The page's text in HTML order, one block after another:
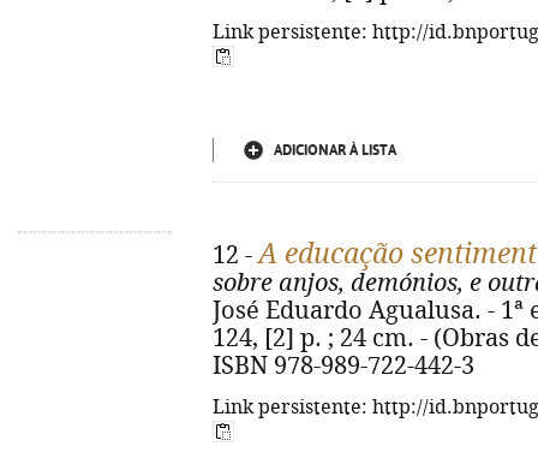
Link persistente: http://
ADICIONAR À LISTA
12 -A educação
sobre anjos, demónios, e
José Eduardo Agualusa. - 1ª
124, [2] p. ; 24 cm. - (Obras
ISBN 978-989-722-442-3
Link persistente: http://